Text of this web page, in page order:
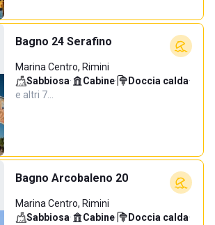
Bagno 24 Serafino
Marina Centro, Rimini
Sabbiosa· Cabine· Doccia calda·
e altri 7…
Bagno Arcobaleno 20
Marina Centro, Rimini
Sabbiosa· Cabine· Doccia calda·